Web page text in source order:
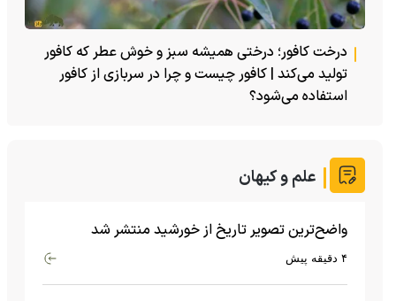
درخت کافور؛ درختی همیشه سبز و خوش عطر که کافور
تولید می‌کند | کافور چیست و چرا در سربازی از کافور
استفاده می‌شود؟
علم و کیهان
واضح‌ترین تصویر تاریخ از خورشید منتشر شد
۴ دقیقه پیش